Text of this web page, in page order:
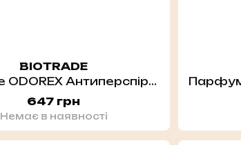
BIOTRADE
Biotrade ODOREX Антиперспірант кульковий тривалої дії "10 днів захисту", 40 мл
647 грн
Немає в наявності